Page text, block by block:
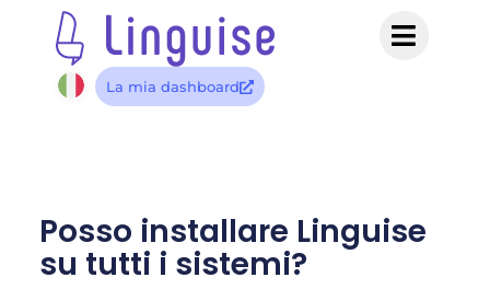
La mia dashboard
Posso installare Linguise
su tutti i sistemi?